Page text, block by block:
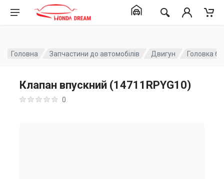
Головна Запчастини до автомобілів Двигун Головка
Клапан впускний (14711RPYG10)
0